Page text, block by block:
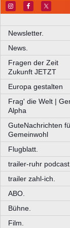
Newsletter.
News.
Fragen
Zukunft JETZT
Europa gestalten
Frag' die Welt |
Alpha
GuteNachrichten
Gemeinwohl
Flugblatt.
trailer-ruhr podcast.
trailer zahl-ich.
ABO.
Bühne.
Film.